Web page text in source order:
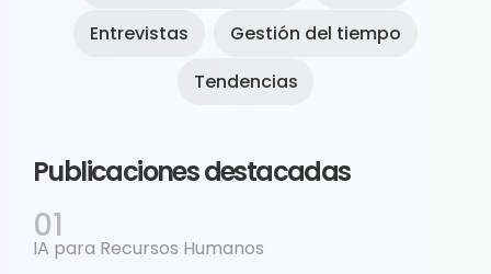
Entrevistas
Gestión del tiempo
Tendencias
Publicaciones destacadas
IA para Recursos Humanos